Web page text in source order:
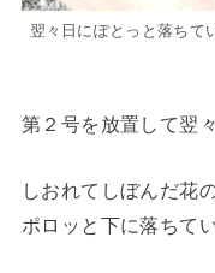
翌々日にぽとっと落ちて
第２号を放置して翌
しおれてしぼんだ花
ポロッと下に落ちて